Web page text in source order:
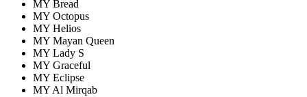
MY Bread
MY Octopus
MY Helios
MY Mayan Queen
MY Lady S
MY Graceful
MY Eclipse
MY Al Mirqab